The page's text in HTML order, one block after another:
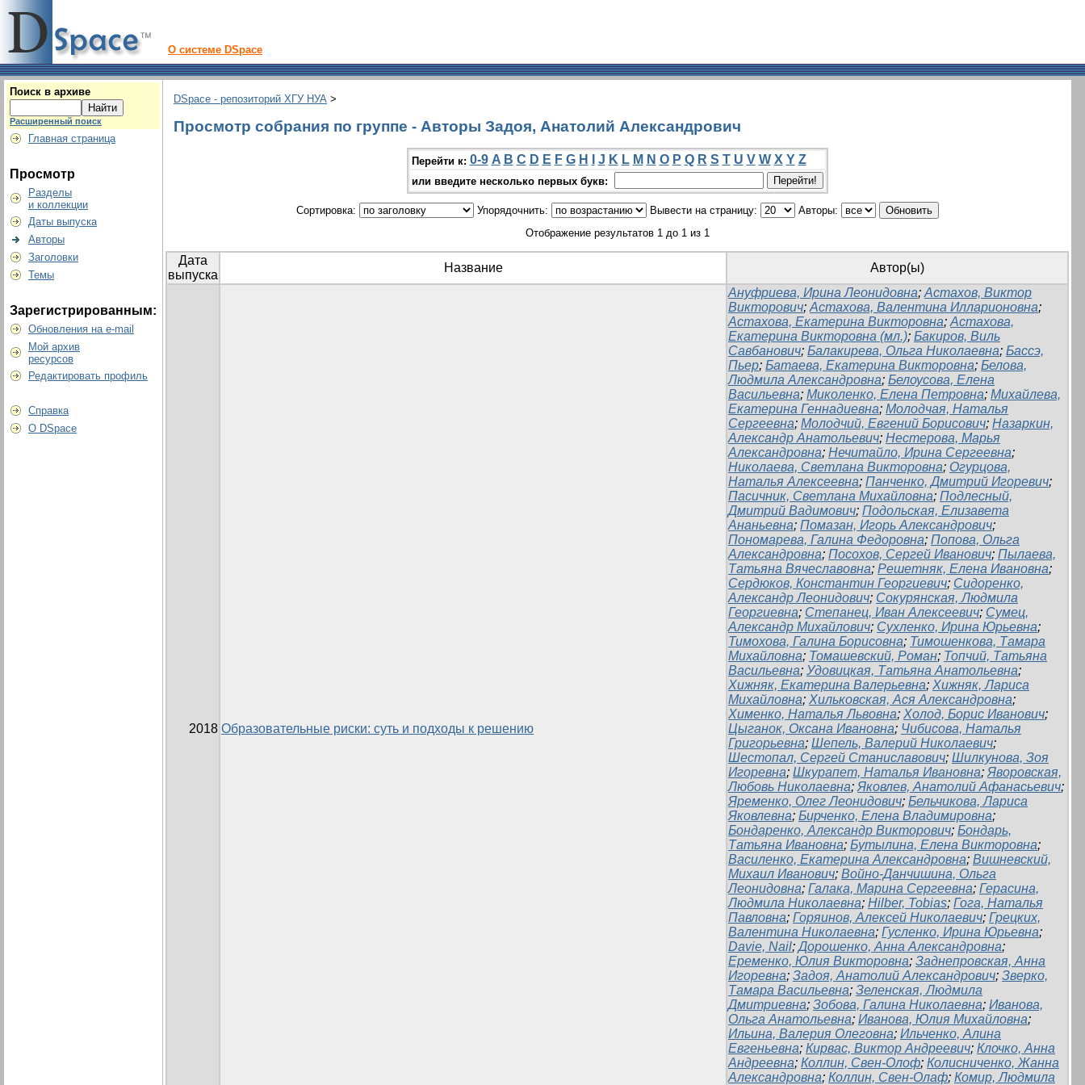
О системе DSpace
Поиск в архиве
Расширенный поиск
Главная страница
Просмотр
Разделы
и коллекции
Даты выпуска
Авторы
Заголовки
Темы
Зарегистрированным:
Обновления на e-mail
Мой архив
ресурсов
Редактировать профиль
Справка
О DSpace
DSpace - репозиторий ХГУ НУА >
Просмотр собрания по группе - Авторы Задоя, Анатолий Александрович
Перейти к: 0-9 A B C D E F G H J K L M N O P Q R S T U V W X Y Z
или введите несколько первых букв:
Сортировка: Упорядочнить: Вывести на страницу:
Авторы:
Отображение результатов 1 до 1 из 1
Дата
выпуска
Название Автор(ы)
2018 Образовательные риски: суть и подходы к решению
Ануфриева, Ирина Леонидовна; Астахов, Виктор
Викторович; Астахова, Валентина Илларионовна;
Астахова, Екатерина Викторовна; Астахова,
Екатерина Викторовна (мл.); Бакиров, Виль
Савбанович; Балакирева, Ольга Николаевна; Бассэ,
Пьер; Батаева, Екатерина Викторовна; Белова,
Людмила Александровна; Белоусова, Елена
Васильевна; Миколенко, Елена Петровна; Михайлева,
Екатерина Геннадиевна; Молодчая, Наталья
Сергеевна; Молодчий, Евгений Борисович; Назаркин,
Александр Анатольевич; Нестерова, Марья
Александровна; Нечитайло, Ирина Сергеевна;
Николаева, Светлана Викторовна; Огурцова,
Наталья Алексеевна; Панченко, Дмитрий Игоревич;
Пасичник, Светлана Михайловна; Подлесный,
Дмитрий Вадимович; Подольская, Елизавета
Ананьевна; Помазан, Игорь Александрович;
Пономарева, Галина Федоровна; Попова, Ольга
Александровна; Посохов, Сергей Иванович; Пылаева,
Татьяна Вячеславовна; Решетняк, Елена Ивановна;
Сердюков, Константин Георгиевич; Сидоренко,
Александр Леонидович; Сокурянская, Людмила
Георгиевна; Степанец, Иван Алексеевич; Сумец,
Александр Михайлович; Сухленко, Ирина Юрьевна;
Тимохова, Галина Борисовна; Тимошенкова, Тамара
Михайловна; Томашевский, Роман; Топчий, Татьяна
Васильевна; Удовицкая, Татьяна Анатольевна;
Хижняк, Екатерина Валерьевна; Хижняк, Лариса
Михайловна; Хильковская, Ася Александровна;
Хименко, Наталья Львовна; Холод, Борис Иванович;
Цыганок, Оксана Ивановна; Чибисова, Наталья
Григорьевна; Шепель, Валерий Николаевич;
Шестопал, Сергей Станиславович; Шилкунова, Зоя
Игоревна; Шкурапет, Наталья Ивановна; Яворовская,
Любовь Николаевна; Яковлев, Анатолий Афанасьевич;
Яременко, Олег Леонидович; Бельчикова, Лариса
Яковлевна; Бирченко, Елена Владимировна;
Бондаренко, Александр Викторович; Бондарь,
Татьяна Ивановна; Бутылина, Елена Викторовна;
Василенко, Екатерина Александровна; Вишневский,
Михаил Иванович; Войно-Данчишина, Ольга
Леонидовна; Галака, Марина Сергеевна; Герасина,
Людмила Николаевна; Hilber, Tobias; Гога, Наталья
Павловна; Горяинов, Алексей Николаевич; Грецких,
Валентина Николаевна; Гусленко, Ирина Юрьевна;
Davie, Nail;Дорошенко, Анна Александровна;
Еременко, Юлия Викторовна; Заднепровская, Анна
Игоревна; Задоя, Анатолий Александрович; Зверко,
Тамара Васильевна; Зеленская, Людмила
Дмитриевна; Зобова, Галина Николаевна; Иванова,
Ольга Анатольевна; Иванова, Юлия Михайловна;
Ильина, Валерия Олеговна; Ильченко, Алина
Евгеньевна; Кирвас, Виктор Андреевич; Клочко, Анна
Андреевна; Коллин, Свен-Олоф; Колисниченко, Жанна
Александровна; Коллин, Свен-Олаф; Комир, Людмила